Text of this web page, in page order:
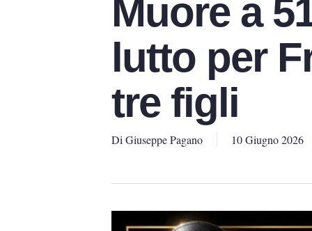
Muore a
lutto per
tre figli
Di Giuseppe Pagano 10 Giugno 2026